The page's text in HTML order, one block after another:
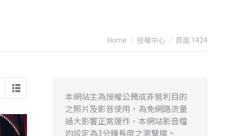
You are here:
Home 授權中心 頁面 1424
本網站主為授權公務或非營利目的
之照片及影音使用，為免網路流量
過大影響正常運作，本網站影音檔
均設定為3分鐘長度之瀏覽檔。